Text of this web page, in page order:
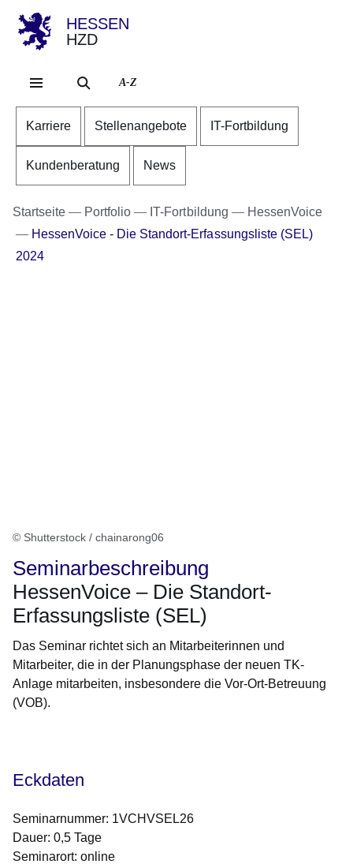
HESSEN
HZD
A-Z
Karriere Stellenangebote IT-Fortbildung
Kundenberatung News
Startseite Portfolio IT-Fortbildung
HessenVoice
HessenVoice - Die Standort-Erfassungsliste (SEL)
2024
© Shutterstock / chainarong06
Seminarbeschreibung
HessenVoice – Die Standort-
Erfassungsliste (SEL)
Das Seminar richtet sich an Mitarbeiterinnen und
Mitarbeiter, die in der Planungsphase der neuen TK-
Anlage mitarbeiten, insbesondere die Vor-Ort-Betreuung
(VOB).
Eckdaten
Seminarnummer: 1VCHVSEL26
Dauer: 0,5 Tage
Seminarort: online